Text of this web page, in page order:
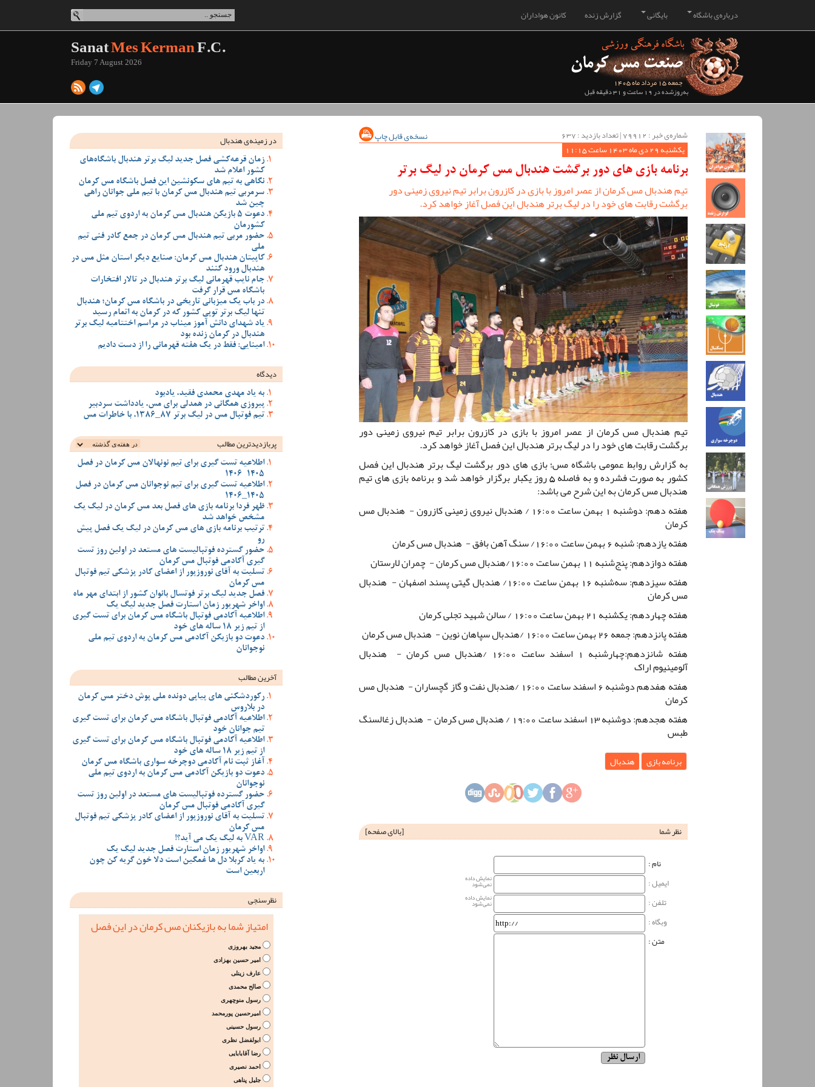
کانون هواداران گزارش زنده بایگانی درباره‌ی باشگاه
جمعه 15 مرداد ماه 1405
به‌روزشده در 19 ساعت و 31 دقیقه قبل
SanatMes KermanF.C.
Friday 7 August 2026
شماره‌ی خبر : ‌79912 | تعداد بازدید : 637
نسخه‌ی قابل چاپ
یکشنبه 29 دی ماه 1403 ساعت 11:15
برنامه بازی های دور برگشت هندبال مس کرمان در لیگ برتر
تیم هندبال مس کرمان از عصر امروز با بازی در کازرون برابر تیم نیروی زمینی دور
برگشت رقابت های خود را در لیگ برتر هندبال این فصل آغاز خواهد کرد.
تیم هندبال مس کرمان از عصر امروز با بازی در کازرون برابر تیم نیروی زمینی دور
برگشت رقابت های خود را در لیگ برتر هندبال این فصل آغاز خواهد کرد.
به گزارش روابط عمومی باشگاه مس؛ بازی های دور برگشت لیگ برتر هندبال این فصل
کشور به صورت فشرده و به فاصله 5 روز یکبار برگزار خواهد شد و برنامه بازی های تیم
هندبال مس کرمان به این شرح می باشد:
هفته دهم: دوشنبه 1 بهمن ساعت 16:00 / هندبال نیروی زمینی کازرون - هندبال مس
کرمان
هفته یازدهم: شنبه 6 بهمن ساعت 16:00/ سنگ آهن بافق - هندبال مس کرمان
هفته دوازدهم: پنج‌شنبه 11 بهمن ساعت 16:00/هندبال مس کرمان - چمران لارستان
هفته سیزدهم: سه‌شنبه 16 بهمن ساعت 16:00/ هندبال گیتی پسند اصفهان - هندبال
مس کرمان
هفته چهاردهم: یکشنبه 21 بهمن ساعت 16:00 / سالن شهید تجلی کرمان
هفته پانزدهم: جمعه 26 بهمن ساعت 16:00 /هندبال سپاهان نوین - هندبال مس کرمان
هفته شانزدهم:چهارشنبه 1 اسفند ساعت 16:00 /هندبال مس کرمان - هندبال
آلومینیوم اراک
هفته هفدهم دوشنبه 6 اسفند ساعت 16:00 /هندبال نفت و گاز گچساران - هندبال مس
کرمان
هفته هجدهم: دوشنبه 13 اسفند ساعت 19:00 / هندبال مس کرمان - هندبال زغالسنگ
طبس
برنامه بازی هندبال
نظر شما [بالای صفحه]
نام‌ :
ایمیل :
نمایش داده
نمی‌شود
تلفن : نمایش داده
نمی‌شود
وبگاه‌ :
متن :
در زمینه‌ی هندبال
زمان قرعه‌کشی فصل جدید لیگ برتر هندبال باشگاه‌های
کشور اعلام شد
نگاهی به تیم های سکونشین این فصل باشگاه مس کرمان
سرمربی تیم هندبال مس کرمان با تیم ملی جوانان راهی
چین شد
دعوت 5 بازیکن هندبال مس کرمان به اردوی تیم ملی
کشورمان
حضور مربی تیم هندبال مس کرمان در جمع کادر فنی تیم
ملی
کاپیتان هندبال مس کرمان: صنایع دیگر استان مثل مس در
هندبال ورود کنند
جام نایب قهرمانی لیگ برتر هندبال در تالار افتخارات
باشگاه مس قرار گرفت
در باب یک میزبانی تاریخی در باشگاه مس کرمان؛ هندبال
تنها لیگ برتر توپی کشور که در کرمان به اتمام رسید
یاد شهدای دانش آموز میناب در مراسم اختتامیه لیگ برتر
هندبال در کرمان زنده بود
امینایی: فقط در یک هفته قهرمانی را از دست دادیم
دیدگاه
به یاد مهدی محمدی فقید، یادبود
پیروزی همگانی در همدلی برای مس، یادداشت سردبیر
تیم فوتبال مس در لیگ برتر 87_1386، با خاطرات مس
پربازدیدترین‌ مطالب
اطلاعیه تست گیری برای تیم نونهالان مس کرمان در فصل
1405-1406
اطلاعیه تست گیری برای تیم نوجوانان مس کرمان در فصل
1405_1406
ظهر فردا برنامه بازی های فصل بعد مس کرمان در لیگ یک
مشخص خواهد شد
ترتیب برنامه بازی های مس کرمان در لیگ یک فصل پیش
رو
حضور گسترده فوتبالیست های مستعد در اولین روز تست
گیری آکادمی فوتبال مس کرمان
تسلیت به آقای نوروزپور از اعضای کادر پزشکی تیم فوتبال
مس کرمان
فصل جدید لیگ برتر فوتسال بانوان کشور از ابتدای مهر ماه
اواخر شهریور زمان استارت فصل جدید لیگ یک
اطلاعیه آکادمی فوتبال باشگاه مس کرمان برای تست گیری
از تیم زیر 18 ساله های خود
دعوت دو بازیکن آکادمی مس کرمان به اردوی تیم ملی
نوجوانان
آخرین مطالب
رکوردشکنی های پیاپی دونده ملی پوش دختر مس کرمان
در بلاروس
اطلاعیه آکادمی فوتبال باشگاه مس کرمان برای تست گیری
تیم جوانان خود
اطلاعیه آکادمی فوتبال باشگاه مس کرمان برای تست گیری
از تیم زیر 18 ساله های خود
آغاز ثبت نام آکادمی دوچرخه سواری باشگاه مس کرمان
دعوت دو بازیکن آکادمی مس کرمان به اردوی تیم ملی
نوجوانان
حضور گسترده فوتبالیست های مستعد در اولین روز تست
گیری آکادمی فوتبال مس کرمان
تسلیت به آقای نوروزپور از اعضای کادر پزشکی تیم فوتبال
مس کرمان
VAR به لیگ یک می آید؟!
اواخر شهریور زمان استارت فصل جدید لیگ یک
به یاد کربلا دل ها غمگین است دلا خون گریه کن چون
اربعین است
نظرسنجی
امتیاز شما به بازیکنان مس کرمان در این فصل
مجید بهروزی
امیر حسین بهزادی
عارف زینلی
صالح محمدی
رسول منوچهری
امیرحسین پورمحمد
رسول حسینی
ابولفضل نظری
رضا آقابابایی
احمد نصیری
جلیل پناهی